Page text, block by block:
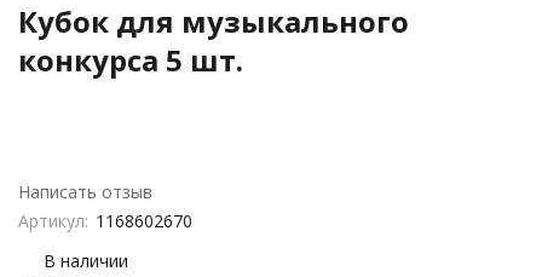
Кубок для музыкального
конкурса 5 шт.
Написать отзыв
Артикул: 1168602670
В наличии